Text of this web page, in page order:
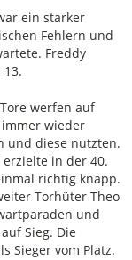
ein starker
Fehlern und
Freddy
werfen auf
immer wieder
und diese nutzten.
in der 40.
richtig knapp.
Torhüter Theo
und
Sieg. Die
Sieger vom Platz.